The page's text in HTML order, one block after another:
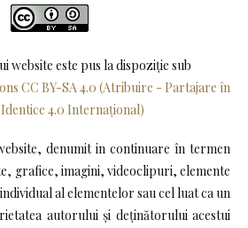
website este pus la dispoziţie sub
CC BY-SA 4.0 (Atribuire - Partajare în
4.0 Internațional)
denumit in continuare în termen
grafice, imagini, videoclipuri, elemente
al elementelor sau cel luat ca un
autorului și deținătorului acestui